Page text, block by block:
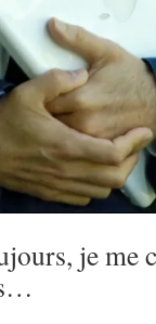
je me